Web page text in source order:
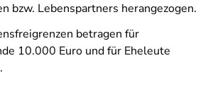
bzw. Lebenspartners herangezogen.
betragen für
10.000 Euro und für Eheleute